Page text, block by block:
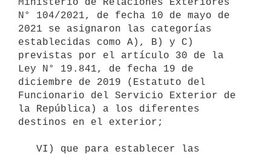
N° 104/2021, de fecha 10 de mayo de
2021 se asignaron las categorías
establecidas como A), B) y C)
previstas por el artículo 30 de la
Ley N° 19.841, de fecha 19 de
diciembre de 2019 (Estatuto del
Funcionario del Servicio Exterior de
la República) a los diferentes
destinos en el exterior;